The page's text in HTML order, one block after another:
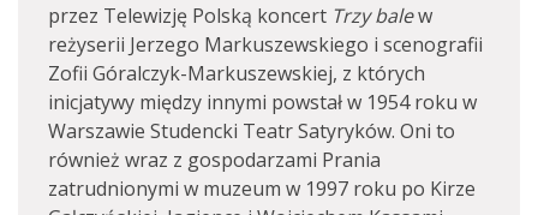
przez Telewizję Polską koncert Trzy balew
reżyserii Jerzego Markuszewskiego i scenografii
Zofii Góralczyk-Markuszewskiej, z których
inicjatywy między innymi powstał w 1954 roku w
Warszawie Studencki Teatr Satyryków. Oni to
również wraz z gospodarzami Prania
zatrudnionymi w muzeum w 1997 roku po Kirze